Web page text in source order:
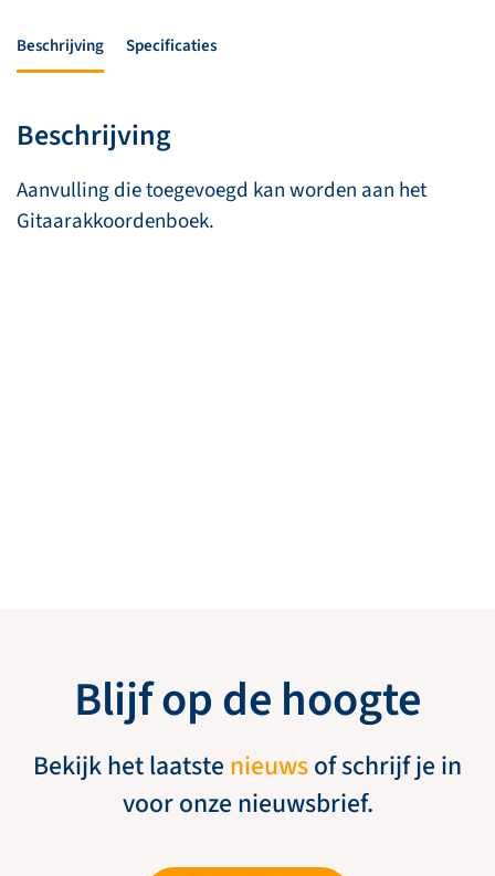
Beschrijving Specificaties
Beschrijving
Aanvulling die toegevoegd kan worden aan het
Gitaarakkoordenboek.
Blijf op de hoogte
Bekijk het laatste nieuwsof schrijf je in
voor onze nieuwsbrief.